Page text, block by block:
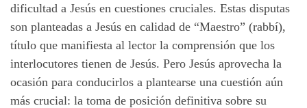
dificultad a Jesús en cuestiones cruciales. Estas disputas
son planteadas a Jesús en calidad de “Maestro” (rabbí),
título que manifiesta al lector la comprensión que los
interlocutores tienen de Jesús. Pero Jesús aprovecha la
ocasión para conducirlos a plantearse una cuestión aún
más crucial: la toma de posición definitiva sobre su